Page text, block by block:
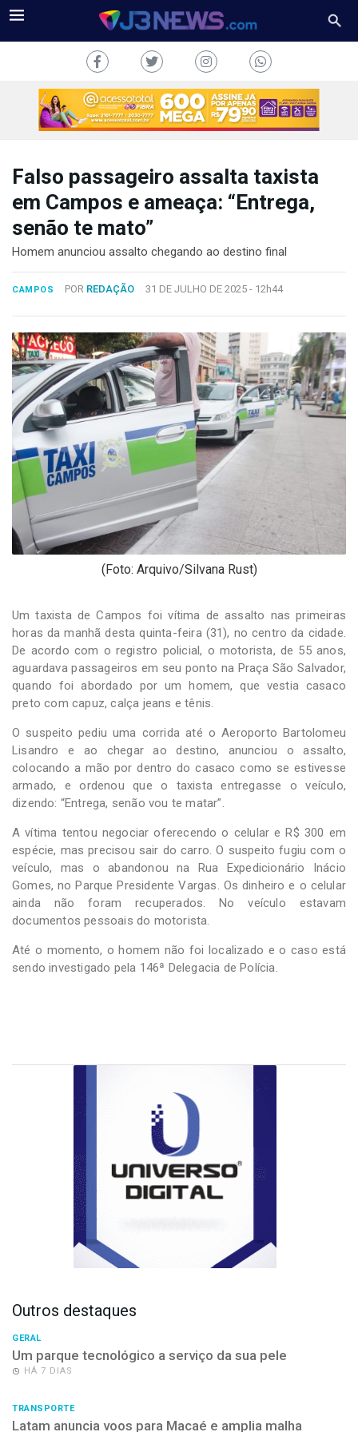
TV
COLUNAS
FALE
Copyright
2024
Desenvolvido
por
Hesea
Tecnologia
Sistemas
Falso passageiro assalta taxista
em Campos e ameaça: “Entrega,
senão te mato”
Homem anunciou assalto chegando ao destino final
CAMPOS POR REDAÇÃO 31 DE JULHO DE 2025 - 12h44
(Foto: Arquivo/Silvana Rust)
Um taxista de Campos foi vítima de assalto nas primeiras
horas da manhã desta quinta-feira (31), no centro da cidade.
De acordo com o registro policial, o motorista, de 55 anos,
aguardava passageiros em seu ponto na Praça São Salvador,
quando foi abordado por um homem, que vestia casaco
preto com capuz, calça jeans e tênis.
O suspeito pediu uma corrida até o Aeroporto Bartolomeu
Lisandro e ao chegar ao destino, anunciou o assalto,
colocando a mão por dentro do casaco como se estivesse
armado, e ordenou que o taxista entregasse o veículo,
dizendo: “Entrega, senão vou te matar”.
A vítima tentou negociar oferecendo o celular e R$ 300 em
espécie, mas precisou sair do carro. O suspeito fugiu com o
veículo, mas o abandonou na Rua Expedicionário Inácio
Gomes, no Parque Presidente Vargas. Os dinheiro e o celular
ainda não foram recuperados. No veículo estavam
documentos pessoais do motorista.
Até o momento, o homem não foi localizado e o caso está
sendo investigado pela 146ª Delegacia de Polícia.
Outros destaques
GERAL
Um parque tecnológico a serviço da sua pele
HÁ 7 DIAS
TRANSPORTE
Latam anuncia voos para Macaé e amplia malha